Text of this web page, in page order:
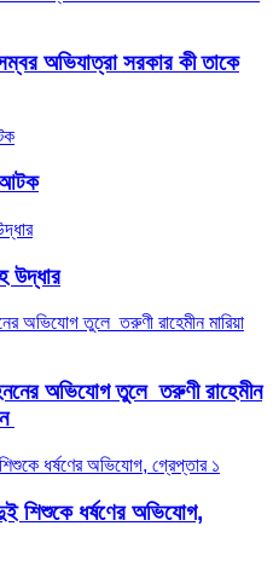
অভিযাত্রা সরকার কী তাকে
আটক
উদ্ধার
অভিযোগ তুলে তরুণী রাহেমীন
শিশুকে ধর্ষণের অভিযোগ,